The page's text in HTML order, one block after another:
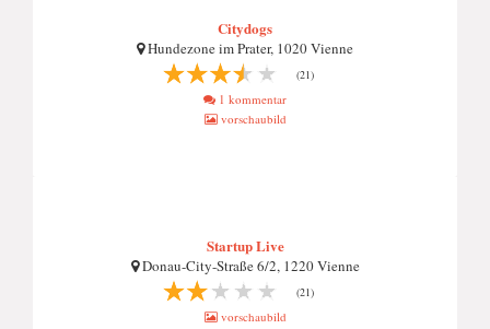
Citydogs
Hundezone im Prater, 1020 Vienne
(21)
1 kommentar
vorschaubild
Startup Live
Donau-City-Straße 6/2, 1220 Vienne
(21)
vorschaubild